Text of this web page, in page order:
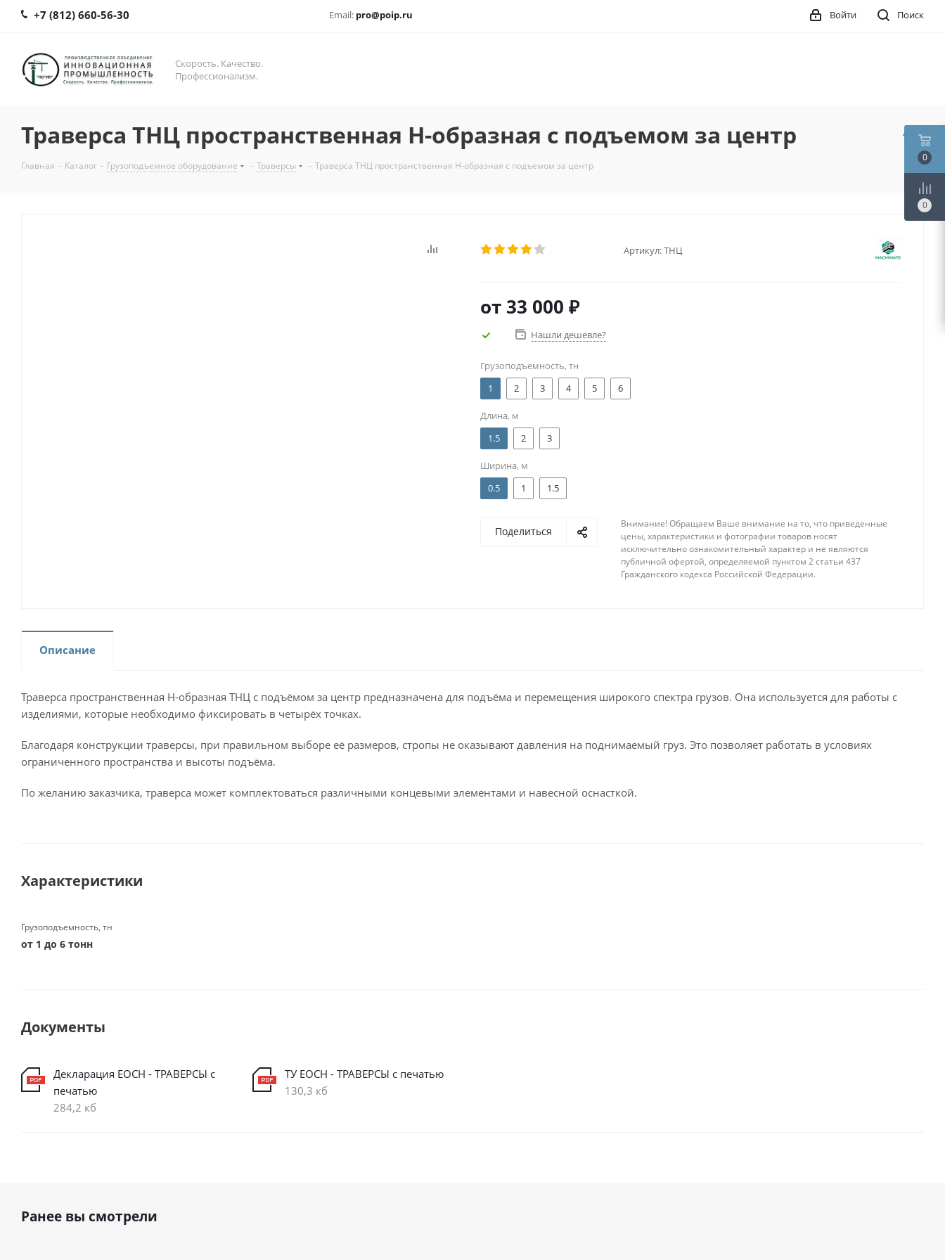
+7 (812) 660-56-30 Email: pro@poip.ru Поиск
Войти
Скорость. Качество.
Профессионализм.
Траверса ТНЦ пространственная Н-образная с подъемом за центр
Главная - Каталог - Грузоподъемное оборудование - Траверсы - Траверса ТНЦ пространственная Н-образная с подъемом за центр
Артикул:ТНЦ
от 33 000 ₽
Нашли дешевле?
Грузоподъемность, тн
1
2 3 4 5 6
Длина, м
1.5
2 3
Ширина, м
0.5
1 1.5
Поделиться
Внимание! Обращаем Ваше внимание на то, что приведенные
цены, характеристики и фотографии товаров носят
исключительно ознакомительный характер и не являются
публичной офертой, определяемой пунктом 2 статьи 437
Гражданского кодекса Российской Федерации.
Описание
Траверса пространственная Н-образная ТНЦ с подъёмом за центр предназначена для подъёма и перемещения широкого спектра грузов. Она используется для работы с
изделиями, которые необходимо фиксировать в четырёх точках.
Благодаря конструкции траверсы, при правильном выборе её размеров, стропы не оказывают давления на поднимаемый груз. Это позволяет работать в условиях
ограниченного пространства и высоты подъёма.
По желанию заказчика, траверса может комплектоваться различными концевыми элементами и навесной оснасткой.
Характеристики
Грузоподъемность, тн
от 1 до 6 тонн
Документы
Декларация ЕОСН - ТРАВЕРСЫ с
печатью
284,2 кб
ТУ ЕОСН - ТРАВЕРСЫ с печатью
130,3 кб
Ранее вы смотрели
0
0